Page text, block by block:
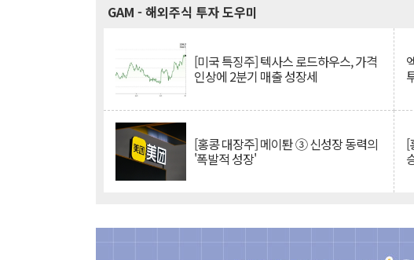
GAM - 해외주식 투자 도우미
[미국 특징주] 텍사스 로드하우스, 가격
인상에 2분기 매출 성장세
[홍콩 대장주] 메이퇀 ③ 신성장 동력의
'폭발적 성장'
[